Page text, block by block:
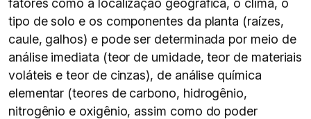
fatores como a localização geográfica, o clima, o
tipo de solo e os componentes da planta (raízes,
caule, galhos) e pode ser determinada por meio de
análise imediata (teor de umidade, teor de materiais
voláteis e teor de cinzas), de análise química
elementar (teores de carbono, hidrogênio,
nitrogênio e oxigênio, assim como do poder